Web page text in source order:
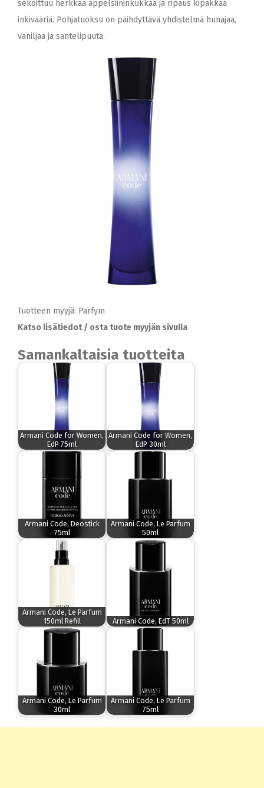
sekoittuu herkkää appelsiininkukkaa ja ripaus kipakkaa
inkivääriä. Pohjatuoksu on päihdyttävä yhdistelmä hunajaa,
vaniljaa ja santelipuuta.
Tuotteen myyjä: Parfym
Katso lisätiedot / osta tuote myyjän sivulla
Samankaltaisia tuotteita
Armani Code for Women,
EdP 75ml
Armani Code for Women,
EdP 30ml
Armani Code, Deostick
75ml
Armani Code, Le Parfum
50ml
Armani Code, Le Parfum
150ml Refill
Armani Code, EdT 50ml
Armani Code, Le Parfum
30ml
Armani Code, Le Parfum
75ml